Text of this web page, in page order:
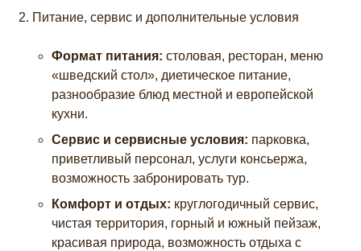
Питание, сервис и дополнительные условия
Формат питания: столовая, ресторан, меню
«шведский стол», диетическое питание,
разнообразие блюд местной и европейской
кухни.
Сервис и сервисные условия: парковка,
приветливый персонал, услуги консьержа,
возможность забронировать тур.
Комфорт и отдых: круглогодичный сервис,
чистая территория, горный и южный пейзаж,
красивая природа, возможность отдыха с